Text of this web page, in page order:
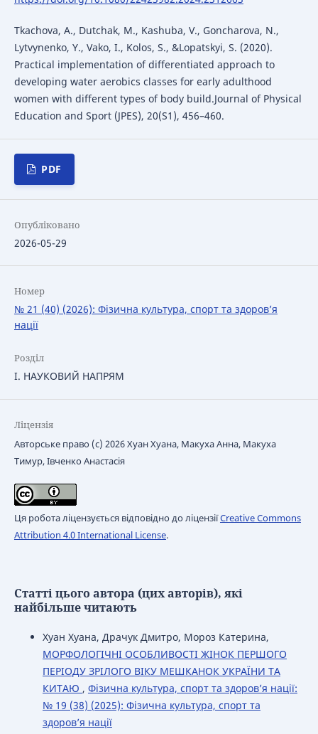
Tkachova, A., Dutchak, M., Kashuba, V., Goncharova, N.,
Lytvynenko, Y., Vako, I., Kolos, S., &Lopatskyi, S. (2020).
Practical implementation of differentiated approach to
developing water aerobics classes for early adulthood
women with different types of body build.Journal of Physical
Education and Sport (JPES), 20(S1), 456–460.
PDF
Опубліковано
2026-05-29
Номер
№ 21 (40) (2026): Фізична культура, спорт та здоров’я
нації
Розділ
І. НАУКОВИЙ НАПРЯМ
Ліцензія
Авторське право (c) 2026 Хуан Хуана, Макуха Анна, Макуха
Тимур, Івченко Анастасія
Ця робота ліцензується відповідно до ліцензіїCreative Commons
Attribution 4.0 International License.
Статті цього автора (цих авторів), які
найбільше читають
Хуан Хуана, Драчук Дмитро, Мороз Катерина,
МОРФОЛОГІЧНІ ОСОБЛИВОСТІ ЖІНОК ПЕРШОГО
ПЕРІОДУ ЗРІЛОГО ВІКУ МЕШКАНОК УКРАЇНИ ТА
КИТАЮ , Фізична культура, спорт та здоров’я нації:
№ 19 (38) (2025): Фізична культура, спорт та
здоров’я нації